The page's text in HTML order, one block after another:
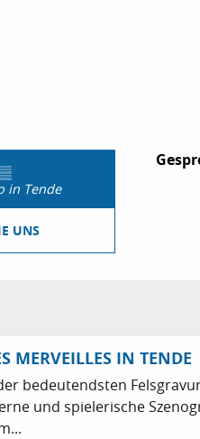
in Tende
UNS
MERVEILLES IN TENDE
bedeutendsten
und spielerische